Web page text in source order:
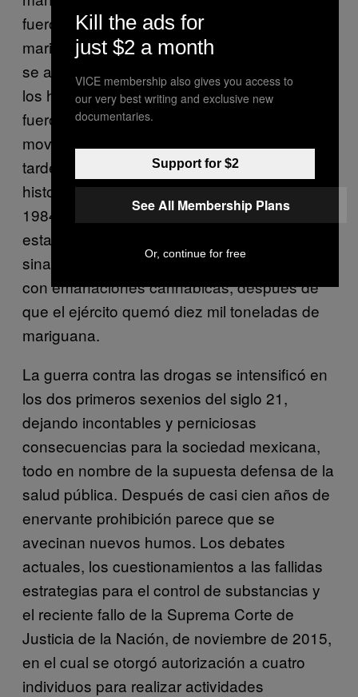
fueron incineradas cientos de matas de
mariguana y amapola, se agravó la violencia,
se atentó contra los derechos humanos de
los habitantes de esas zonas y también
fueron utilizadas para justificar los ataques a
movimientos contestatarios. Unos años más
tarde se logró el mayor decomiso en la
historia de la cannabis en México: durante
1984, el rancho El Búfalo, ubicado al sur del
estado Chihuahua y propiedad del afamado
sinaloense Rafael Caro Quintero, se nubló
con emanaciones cannábicas, después de
que el ejército quemó diez mil toneladas de
mariguana.
La guerra contra las drogas se intensificó en
los dos primeros sexenios del siglo 21,
dejando incontables y perniciosas
consecuencias para la sociedad mexicana,
todo en nombre de la supuesta defensa de la
salud pública. Después de casi cien años de
enervante prohibición parece que se
avecinan nuevos humos. Los debates
actuales, los cuestionamientos a las fallidas
estrategias para el control de substancias y
el reciente fallo de la Suprema Corte de
Justicia de la Nación, de noviembre de 2015,
en el cual se otorgó autorización a cuatro
individuos para realizar actividades
Kill the ads for
just $2 a month
VICE membership also gives you access to
our very best writing and exclusive new
documentaries.
Support for $2
See All Membership Plans
Or, continue for free